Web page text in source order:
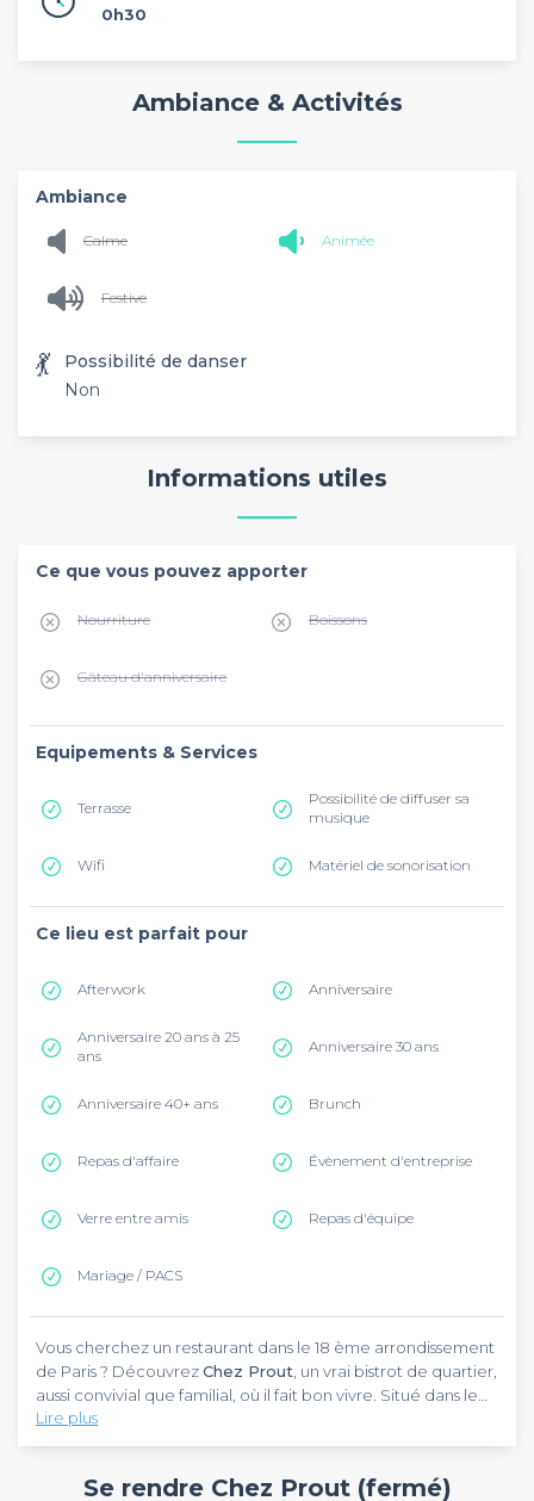
0h30
Ambiance & Activités
Ambiance
Calme Animée
Festive
💃
Possibilité de danser
Non
Informations utiles
Ce que vous pouvez apporter
Nourriture Boissons
Gâteau d'anniversaire
Equipements & Services
Terrasse
Possibilité de diffuser sa
musique
Wifi Matériel de sonorisation
Ce lieu est parfait pour
Afterwork Anniversaire
Anniversaire 20 ans à 25
ans
Anniversaire 30 ans
Anniversaire 40+ ans Brunch
Repas d'affaire Évènement d'entreprise
Verre entre amis Repas d'équipe
Mariage / PACS
Vous cherchez un restaurant dans le 18 ème arrondissement
de Paris ? DécouvrezChez Prout , un vrai bistrot de quartier,
aussi convivial que familial, où il fait bon vivre. Situé dans le
quartier de Montmartre, très touristique notamment avec le
Sacré Cœur et ses multiples marches, vous accéderez
vous amènera jusqu’à la station Anvers, la 4 jusqu’à Château
Chez Proutest un restaurant à l’ambiance animée qui vous
soyez en famille, entre amis ou entre collègues, vous
Lire plus
Se rendre Chez Prout (fermé)